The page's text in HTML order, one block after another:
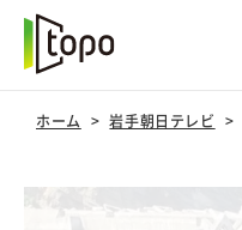
ホーム 岩手朝日テレビ